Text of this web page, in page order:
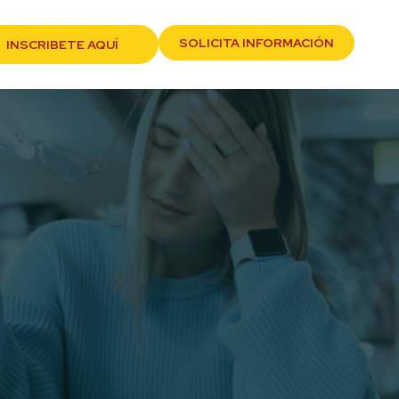
INSCRIBETE AQUÍ SOLICITA INFORMACIÓN